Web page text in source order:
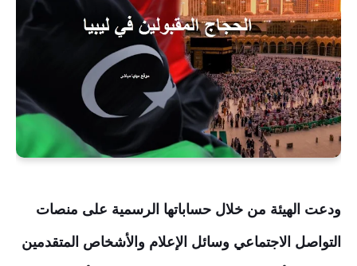
ودعت الهيئة من خلال حساباتها الرسمية على منصات
التواصل الاجتماعي وسائل الإعلام والأشخاص المتقدمين